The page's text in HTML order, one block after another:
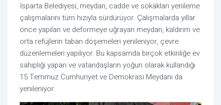
Isparta Belediyesi, meydan, cadde ve sokakları yenileme
çalışmalarını tüm hızıyla sürdürüyor. Çalışmalarda yıllar
önce yapılan ve deformeye uğrayan meydan, kaldırım ve
orta refüjlerin taban döşemeleri yenileniyor, çevre
düzenlemeleri yapılıyor. Bu kapsamda birçok etkinliğe ev
sahipliği yapan ve vatandaşların yoğun olarak kullandığı
15 Temmuz Cumhuriyet ve Demokrasi Meydanı da
yenileniyor.